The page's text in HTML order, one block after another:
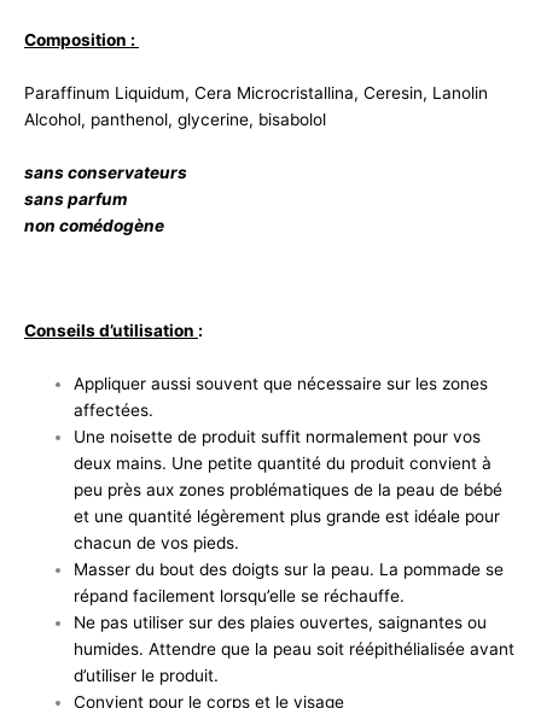
Composition :
Paraffinum Liquidum, Cera Microcristallina, Ceresin, Lanolin
Alcohol, panthenol, glycerine, bisabolol
sans conservateurs
sans parfum
non comédogène
Conseils d’utilisation :
Appliquer aussi souvent que nécessaire sur les zones
affectées.
Une noisette de produit suffit normalement pour vos
deux mains. Une petite quantité du produit convient à
peu près aux zones problématiques de la peau de bébé
et une quantité légèrement plus grande est idéale pour
chacun de vos pieds.
Masser du bout des doigts sur la peau. La pommade se
répand facilement lorsqu’elle se réchauffe.
Ne pas utiliser sur des plaies ouvertes, saignantes ou
humides. Attendre que la peau soit réépithélialisée avant
d’utiliser le produit.
Convient pour le corps et le visage